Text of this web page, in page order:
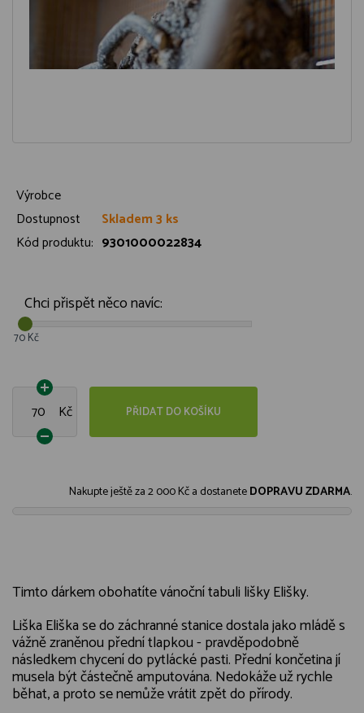
Výrobce
Dostupnost
Skladem 3 ks
Kód produktu: 9301000022834
Chci přispět něco navíc:
70 Kč
Kč PŘIDAT DO KOŠÍKU
Nakupte ještě za2 000 Kča dostaneteDOPRAVU ZDARMA.
Timto dárkem obohatíte vánoční tabuli lišky Elišky.
Liška Eliška se do záchranné stanice dostala jako mládě s
vážně zraněnou přední tlapkou - pravděpodobně
následkem chycení do pytlácké pasti. Přední končetina jí
musela být částečně amputována. Nedokáže už rychle
běhat, a proto se nemůže vrátit zpět do přírody.